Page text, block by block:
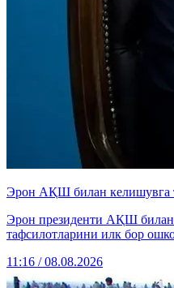
Эрон АҚШ билан келишувга
Эрон президенти АҚШ билан
тафсилотларини илк бор
11:16 / 08.08.2026